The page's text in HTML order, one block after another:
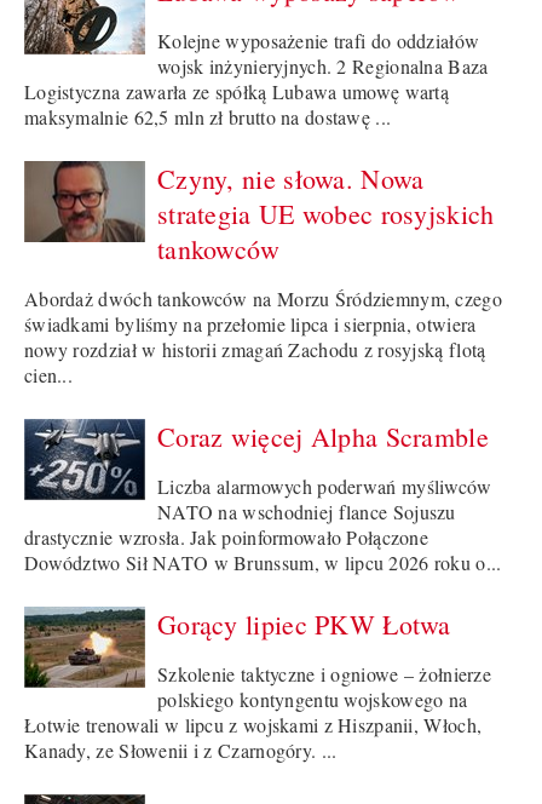
Kolejne wyposażenie trafi do oddziałów
wojsk inżynieryjnych. 2 Regionalna Baza
Logistyczna zawarła ze spółką Lubawa umowę wartą
maksymalnie 62,5 mln zł brutto na dostawę ...
Czyny, nie słowa. Nowa
strategia UE wobec rosyjskich
tankowców
Abordaż dwóch tankowców na Morzu Śródziemnym, czego
świadkami byliśmy na przełomie lipca i sierpnia, otwiera
nowy rozdział w historii zmagań Zachodu z rosyjską flotą
cien...
Coraz więcej Alpha Scramble
Liczba alarmowych poderwań myśliwców
NATO na wschodniej flance Sojuszu
drastycznie wzrosła. Jak poinformowało Połączone
Dowództwo Sił NATO w Brunssum, w lipcu 2026 roku o...
Gorący lipiec PKW Łotwa
Szkolenie taktyczne i ogniowe – żołnierze
polskiego kontyngentu wojskowego na
Łotwie trenowali w lipcu z wojskami z Hiszpanii, Włoch,
Kanady, ze Słowenii i z Czarnogóry. ...